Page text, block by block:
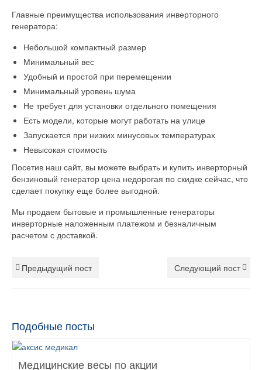
Главные преимущества использования инверторного
генератора:
Небольшой компактный размер
Минимальный вес
Удобный и простой при перемещении
Минимальный уровень шума
Не требует для установки отдельного помещения
Есть модели, которые могут работать на улице
Запускается при низких минусовых температурах
Невысокая стоимость
Посетив наш сайт, вы можете выбрать и купить инверторный
бензиновый генератор цена недорогая по скидке сейчас, что
сделает покупку еще более выгодной.
Мы продаем бытовые и промышленные генераторы
инверторные наложенным платежом и безналичным
расчетом с доставкой.
Предыдущий пост Следующий пост
Подобные посты
Медицинские весы по акции